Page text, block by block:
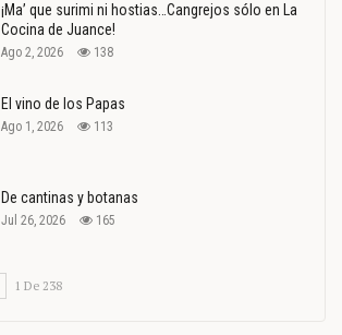
¡Ma’ que surimi ni hostias…Cangrejos sólo en La
Cocina de Juance!
Ago 2, 2026 138
El vino de los Papas
Ago 1, 2026 113
De cantinas y botanas
Jul 26, 2026 165
1 De 238